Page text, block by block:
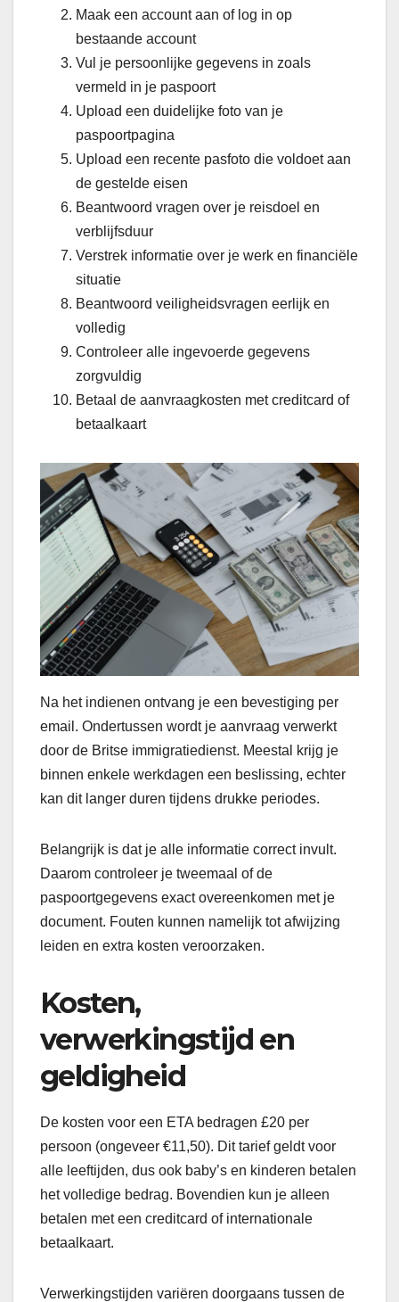
Maak een account aan of log in op
bestaande account
Vul je persoonlijke gegevens in zoals
vermeld in je paspoort
Upload een duidelijke foto van je
paspoortpagina
Upload een recente pasfoto die voldoet aan
de gestelde eisen
Beantwoord vragen over je reisdoel en
verblijfsduur
Verstrek informatie over je werk en financiële
situatie
Beantwoord veiligheidsvragen eerlijk en
volledig
Controleer alle ingevoerde gegevens
zorgvuldig
Betaal de aanvraagkosten met creditcard of
betaalkaart
Na het indienen ontvang je een bevestiging per
email. Ondertussen wordt je aanvraag verwerkt
door de Britse immigratiedienst. Meestal krijg je
binnen enkele werkdagen een beslissing, echter
kan dit langer duren tijdens drukke periodes.
Belangrijk is dat je alle informatie correct invult.
Daarom controleer je tweemaal of de
paspoortgegevens exact overeenkomen met je
document. Fouten kunnen namelijk tot afwijzing
leiden en extra kosten veroorzaken.
Kosten,
verwerkingstijd en
geldigheid
De kosten voor een ETA bedragen £20 per
persoon (ongeveer €11,50). Dit tarief geldt voor
alle leeftijden, dus ook baby’s en kinderen betalen
het volledige bedrag. Bovendien kun je alleen
betalen met een creditcard of internationale
betaalkaart.
Verwerkingstijden variëren doorgaans tussen de